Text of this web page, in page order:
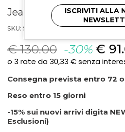
Jeans in denim
SKU: S6MSJGDP040126
€ 130.00 -30% €
Consegna prevista entro 72
Reso entro 15 giorni
-15% sui nuovi arrivi digita
Esclusioni)
ISCRIVITI ALLA